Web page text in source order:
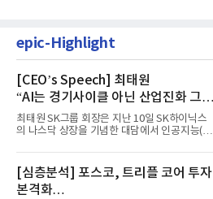
epic-Highlight
[CEO’s Speech] 최태원
“AI는 경기사이클 아닌 산업진화 그
자체”
최태원 SK그룹 회장은 지난 10일 SK하이닉스
의 나스닥 상장을 기념한 대담에서 인공지능(AI)
[심층분석] 포스코, 트리플 코어 투자
본격화